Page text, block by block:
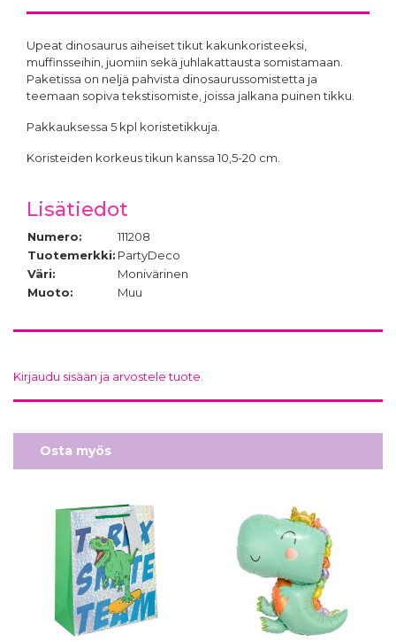
Upeat dinosaurus aiheiset tikut kakunkoristeeksi,
muffinsseihin, juomiin sekä juhlakattausta somistamaan.
Paketissa on neljä pahvista dinosaurussomistetta ja
teemaan sopiva tekstisomiste, joissa jalkana puinen tikku.
Pakkauksessa 5 kpl koristetikkuja.
Koristeiden korkeus tikun kanssa 10,5-20 cm.
Lisätiedot
Numero:
111208
Tuotemerkki: PartyDeco
Väri:
Monivärinen
Muoto:
Muu
Kirjaudu sisään ja arvostele tuote.
Osta myös